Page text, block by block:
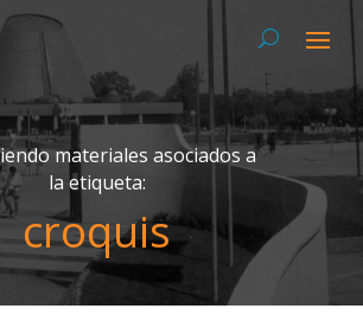
materiales asociados a
la etiqueta:
croquis